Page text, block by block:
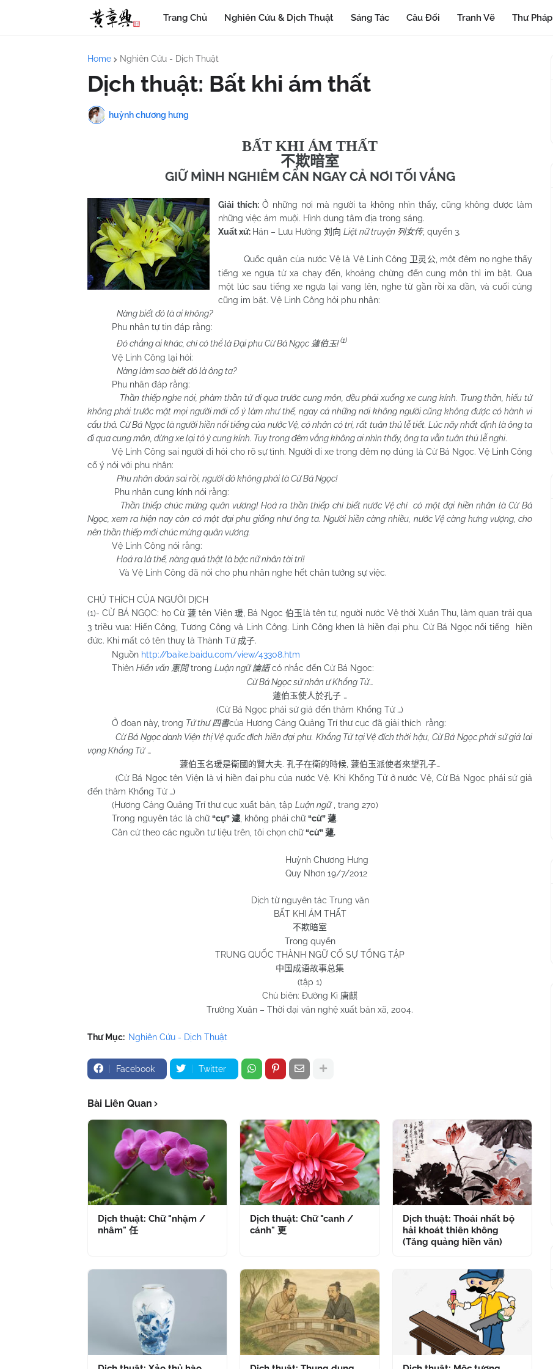
Trang Chủ Nghiên Cứu & Dịch Thuật Sáng Tác Câu Đối Tranh Vẽ Thư Pháp
Home Nghiên Cứu - Dịch Thuật
Dịch thuật: Bất khi ám thất
huỳnh chương hưng
BẤT KHI ÁM THẤT
不欺暗室
GIỮ MÌNH NGHIÊM CẨN NGAY CẢ NƠI TỐI VẮNG
Giải thích: Ở những nơi mà người ta không nhìn thấy, cũng không được làm
những việc ám muội. Hình dung tâm địa trong sáng.
Xuất xứ: Hán – Lưu Hướng 刘向 Liệt nữ truyện 列女传, quyển 3.
Quốc quân của nước Vệ là Vệ Linh Công 卫灵公, một đêm nọ nghe thấy
tiếng xe ngựa từ xa chạy đến, khoảng chừng đến cung môn thì im bặt. Qua
một lúc sau tiếng xe ngựa lại vang lên, nghe từ gần rồi xa dần, và cuối cùng
cũng im bặt. Vệ Linh Công hỏi phu nhân:
Nàng biết đó là ai không?
Phu nhân tự tin đáp rằng:
Đó chẳng ai khác, chỉ có thể là Đại phu Cừ Bá Ngọc 蘧伯玉!(1)
Vệ Linh Công lại hỏi:
Nàng làm sao biết đó là ông ta?
Phu nhân đáp rằng:
Thần thiếp nghe nói, phàm thần tử đi qua trước cung môn, đều phải xuống xe cung kính. Trung thần, hiếu tử
không phải trước mặt mọi người mới cố ý làm như thế, ngay cả những nơi không người cũng không được có hành vi
cẩu thả. Cừ Bá Ngọc là người hiền nổi tiếng của nước Vệ, có nhân có trí, rất tuân thủ lễ tiết. Lúc nãy nhất định là ông ta
đi qua cung môn, dừng xe lại tỏ ý cung kính. Tuy trong đêm vắng không ai nhìn thấy, ông ta vẫn tuân thủ lễ nghi.
Vệ Linh Công sai người đi hỏi cho rõ sự tình. Người đi xe trong đêm nọ đúng là Cừ Bá Ngọc. Vệ Linh Công
cố ý nói với phu nhân:
Phu nhân đoán sai rồi, người đó không phải là Cừ Bá Ngọc!
Phu nhân cung kính nói rằng:
Thần thiếp chúc mừng quân vương! Hoá ra thần thiếp chỉ biết nước Vệ chỉ có một đại hiền nhân là Cừ Bá
Ngọc, xem ra hiện nay còn có một đại phu giống như ông ta. Người hiền càng nhiều, nước Vệ càng hưng vượng, cho
nên thần thiếp mới chúc mừng quân vương.
Vệ Linh Công nói rằng:
Hoá ra là thế, nàng quả thật là bậc nữ nhân tài trí!
Và Vệ Linh Công đã nói cho phu nhân nghe hết chân tướng sự việc.
CHÚ THÍCH CỦA NGƯỜI DỊCH
(1)- CỪ BÁ NGỌC: họ Cừ 蘧 tên Viện 瑗 , Bá Ngọc伯玉 là tên tự, người nước Vệ thời Xuân Thu, làm quan trải qua
3 triều vua: Hiến Công, Tương Công và Linh Công. Linh Công khen là hiền đại phu. Cừ Bá Ngọc nổi tiếng hiền
đức. Khi mất có tên thuỵ là Thành Tử 成子.
Nguồn http://baike.baidu.com/view/43308.htm
Thiên Hiến vấn 憲問trong Luận ngữ論語có nhắc đến Cừ Bá Ngọc:
Cừ Bá Ngọc sử nhân ư Khổng Tử…
蘧伯玉使人於孔子 …
(Cừ Bá Ngọc phái sứ giả đến thăm Khổng Tử …)
Ở đoạn này, trong Tứ thư四書của Hương Cảng Quảng Trí thư cục đã giải thích rằng:
Cừ Bá Ngọc danh Viện thị Vệ quốc đích hiền đại phu. Khổng Tử tại Vệ đích thời hậu, Cừ Bá Ngọc phái sứ giả lai
vọng Khổng Tử…
蘧伯玉名瑗是衛國的賢大夫. 孔子在衛的時候 蘧伯玉派使者來望孔子…
(Cừ Bá Ngọc tên Viện là vị hiền đại phu của nước Vệ. Khi Khổng Tử ở nước Vệ, Cừ Bá Ngọc phái sứ giả
đến thăm Khổng Tử …)
(Hương Cảng Quảng Trí thư cục xuất bản, tập Luận ngữ, trang 270)
Trong nguyên tác là chữ“cự” 遽 , không phải chữ“cừ” 蘧.
Căn cứ theo các nguồn tư liệu trên, tôi chọn chữ“cừ” 蘧.
Huỳnh Chương Hưng
Quy Nhơn 19/7/2012
Dịch từ nguyên tác Trung văn
BẤT KHI ÁM THẤT
不欺暗室
Trong quyển
TRUNG QUỐC THÀNH NGỮ CỐ SỰ TỔNG TẬP
中国成语故事总集
(tập 1)
Chủ biên: Đường Kì 唐麒
Trường Xuân – Thời đại văn nghệ xuất bản xã, 2004.
Thư Mục: Nghiên Cứu - Dịch Thuật
Facebook Twitter
Bài Liên Quan
Dịch thuật: Chữ "nhậm /
nhâm" 任
Dịch thuật: Chữ "canh /
cánh" 更
Dịch thuật: Thoái nhất bộ
hải khoát thiên không
(Tăng quảng hiền văn)